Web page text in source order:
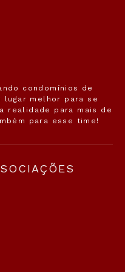
condomínios de
melhor para se
realidade para mais de
para esse time!